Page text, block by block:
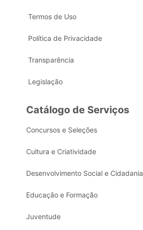
Termos de Uso
Política de Privacidade
Transparência
Legislação
Catálogo de Serviços
Concursos e Seleções
Cultura e Criatividade
Desenvolvimento Social e Cidadania
Educação e Formação
Juventude